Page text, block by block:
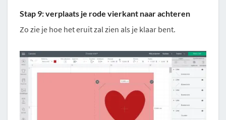
Stap 9: verplaats je rode vierkant naar achteren
Zo zie je hoe het eruit zal zien als je klaar bent.